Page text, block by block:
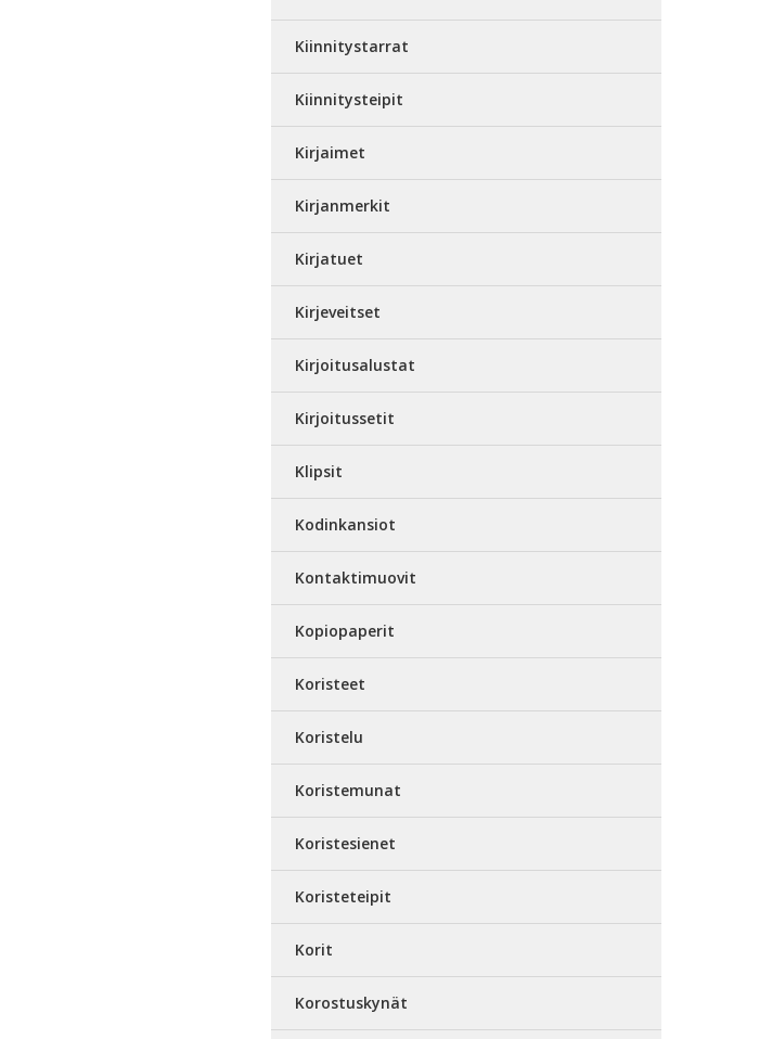
Kiinnitystarrat
Kiinnitysteipit
Kirjaimet
Kirjanmerkit
Kirjatuet
Kirjeveitset
Kirjoitusalustat
Kirjoitussetit
Klipsit
Kodinkansiot
Kontaktimuovit
Kopiopaperit
Koristeet
Koristelu
Koristemunat
Koristesienet
Koristeteipit
Korit
Korostuskynät